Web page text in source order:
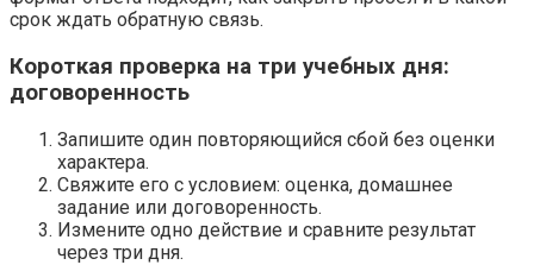
срок ждать обратную связь.
Короткая проверка на три учебных дня:
договоренность
Запишите один повторяющийся сбой без оценки
характера.
Свяжите его с условием: оценка, домашнее
задание или договоренность.
Измените одно действие и сравните результат
через три дня.